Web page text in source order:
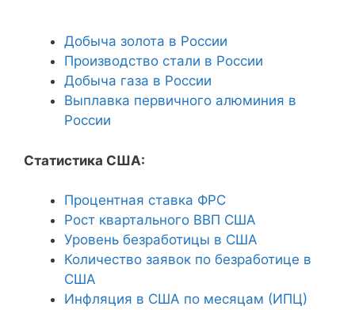
Добыча золота в России
Производство стали в России
Добыча газа в России
Выплавка первичного алюминия в
России
Статистика США:
Процентная ставка ФРС
Рост квартального ВВП США
Уровень безработицы в США
Количество заявок по безработице в
США
Инфляция в США по месяцам (ИПЦ)